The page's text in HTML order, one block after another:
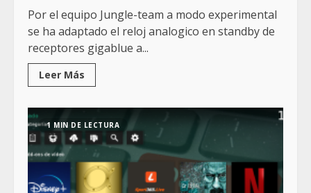
Por el equipo Jungle-team a modo experimental
se ha adaptado el reloj analogico en standby de
receptores gigablue a...
Leer Más
1 MIN DE LECTURA